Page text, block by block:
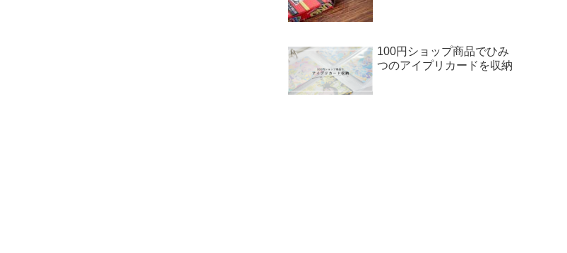
100円ショップ商品でひみ
つのアイプリカードを収納